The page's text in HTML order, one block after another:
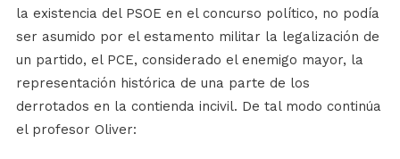
la existencia del PSOE en el concurso político, no podía
ser asumido por el estamento militar la legalización de
un partido, el PCE, considerado el enemigo mayor, la
representación histórica de una parte de los
derrotados en la contienda incivil. De tal modo continúa
el profesor Oliver: